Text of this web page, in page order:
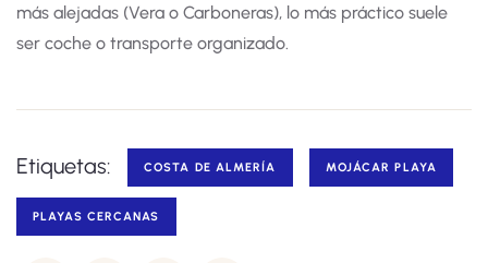
más alejadas (Vera o Carboneras), lo más práctico suele
ser coche o transporte organizado.
Etiquetas: COSTA DE ALMERÍA MOJÁCAR PLAYA
PLAYAS CERCANAS